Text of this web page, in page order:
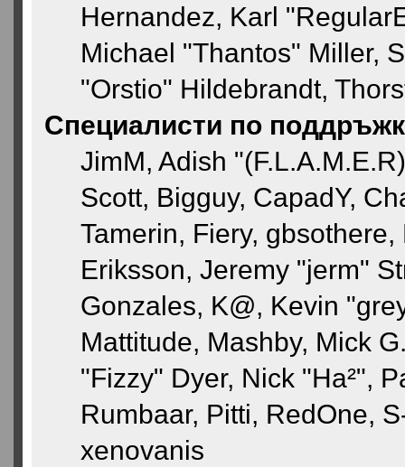
Hernandez, Karl
Michael "Thantos" Miller,
"Orstio" Hildebrandt,
Специалисти по
JimM, Adish
Scott, Bigguy, CapadY,
Tamerin, Fiery,
Eriksson, Jeremy "jerm"
Gonzales, K@, Kevin
Mattitude, Mashby, Mick
"Fizzy" Dyer, Nick "Ha²",
Rumbaar, Pitti, RedOne,
xenovanis